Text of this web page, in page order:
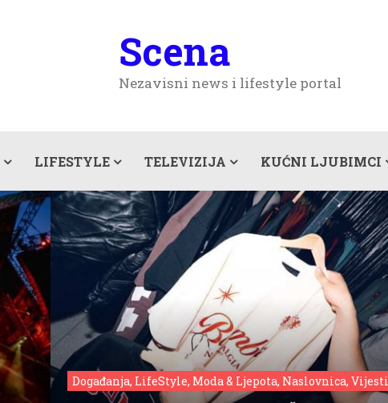
Scena
Nezavisni news i lifestyle portal
LIFESTYLE TELEVIZIJA KUĆNI LJUBIMCI
Događanja, LifeStyle, Moda & Ljepota, Naslovnica, Vijesti